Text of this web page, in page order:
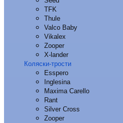
TFK
Thule
Valco Baby
Vikalex
Zooper
X-lander
Коляски-трости
Esspero
Inglesina
Maxima Carello
Rant
Silver Cross
Zooper